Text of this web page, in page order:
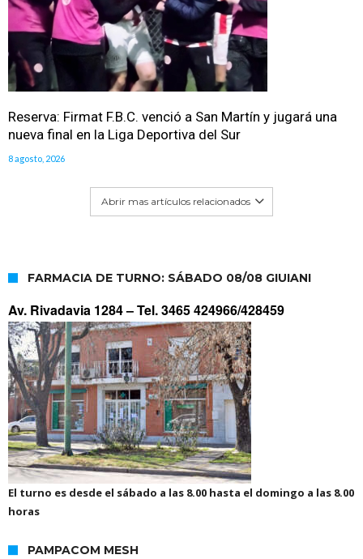
Reserva: Firmat F.B.C. venció a San Martín y jugará una
nueva final en la Liga Deportiva del Sur
8 agosto, 2026
Abrir mas artículos relacionados
FARMACIA DE TURNO: SÁBADO 08/08 GIUIANI
Av. Rivadavia 1284 –Tel. 3465 424966/428459
El turno es desde el sábado a las 8.00 hasta el domingo a las 8.00
horas
PAMPACOM MESH